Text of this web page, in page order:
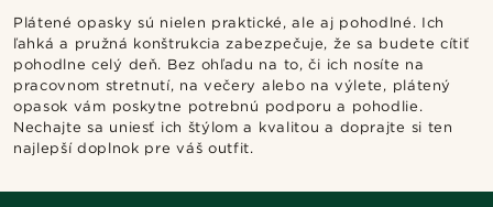
Plátené opasky sú nielen praktické, ale aj pohodlné. Ich
ľahká a pružná konštrukcia zabezpečuje, že sa budete cítiť
pohodlne celý deň. Bez ohľadu na to, či ich nosíte na
pracovnom stretnutí, na večery alebo na výlete, plátený
opasok vám poskytne potrebnú podporu a pohodlie.
Nechajte sa uniesť ich štýlom a kvalitou a doprajte si ten
najlepší doplnok pre váš outfit.